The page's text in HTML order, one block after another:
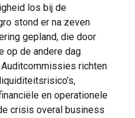
los bij de
stond er na zeven
gepland, die door
op de andere dag
richten
en operationele
crisis overal business